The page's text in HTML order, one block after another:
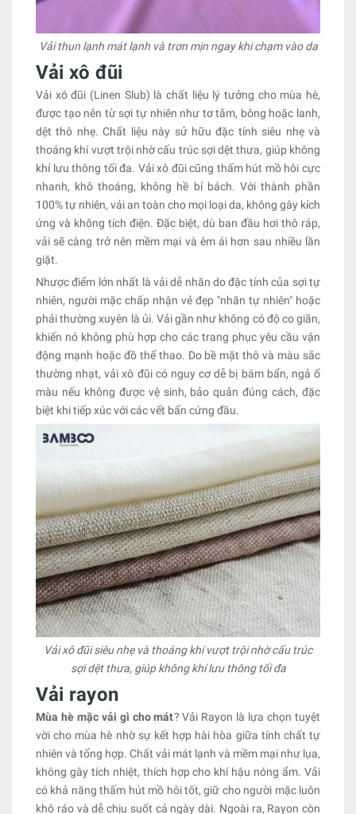
Vải thun lạnh mát lạnh và trơn mịn ngay khi chạm vào da
Vải xô đũi
Vải xô đũi (Linen Slub) là chất liệu lý tưởng cho mùa hè,
được tạo nên từ sợi tự nhiên như tơ tằm, bông hoặc lanh,
dệt thô nhẹ. Chất liệu này sử hữu đặc tính siêu nhẹ và
thoáng khí vượt trội nhờ cấu trúc sợi dệt thưa, giúp không
khí lưu thông tối đa. Vải xô đũi cũng thấm hút mồ hôi cực
nhanh, khô thoáng, không hề bí bách. Với thành phần
100% tự nhiên, vải an toàn cho mọi loại da, không gây kích
ứng và không tích điện. Đặc biệt, dù ban đầu hơi thô ráp,
vải sẽ càng trở nên mềm mại và êm ái hơn sau nhiều lần
giặt.
Nhược điểm lớn nhất là vải dễ nhăn do đặc tính của sợi tự
nhiên, người mặc chấp nhận vẻ đẹp "nhăn tự nhiên" hoặc
phải thường xuyên là ủi. Vải gần như không có độ co giãn,
khiến nó không phù hợp cho các trang phục yêu cầu vận
động mạnh hoặc đồ thể thao. Do bề mặt thô và màu sắc
thường nhạt, vải xô đũi có nguy cơ dễ bị bám bẩn, ngả ố
màu nếu không được vệ sinh, bảo quản đúng cách, đặc
biệt khi tiếp xúc với các vết bẩn cứng đầu.
Vải xô đũi siêu nhẹ và thoáng khí vượt trội nhờ cấu trúc
sợi dệt thưa, giúp không khí lưu thông tối đa
Vải rayon
Mùa hè mặc vải gì cho mát? Vải Rayon là lựa chọn tuyệt
vời cho mùa hè nhờ sự kết hợp hài hòa giữa tính chất tự
nhiên và tổng hợp. Chất vải mát lạnh và mềm mại như lụa,
không gây tích nhiệt, thích hợp cho khí hậu nóng ẩm. Vải
có khả năng thấm hút mồ hôi tốt, giữ cho người mặc luôn
khô ráo và dễ chịu suốt cả ngày dài. Ngoài ra, Rayon còn